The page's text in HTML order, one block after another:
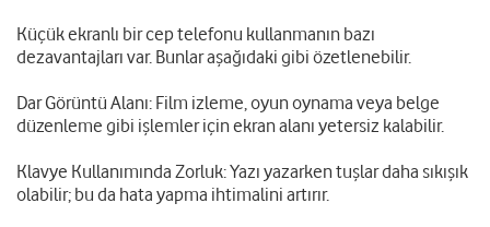
Küçük ekranlı bir cep telefonu kullanmanın bazı
dezavantajları var. Bunlar aşağıdaki gibi özetlenebilir.
Dar Görüntü Alanı: Film izleme, oyun oynama veya belge
düzenleme gibi işlemler için ekran alanı yetersiz kalabilir.
Klavye Kullanımında Zorluk: Yazı yazarken tuşlar daha sıkışık
olabilir; bu da hata yapma ihtimalini artırır.